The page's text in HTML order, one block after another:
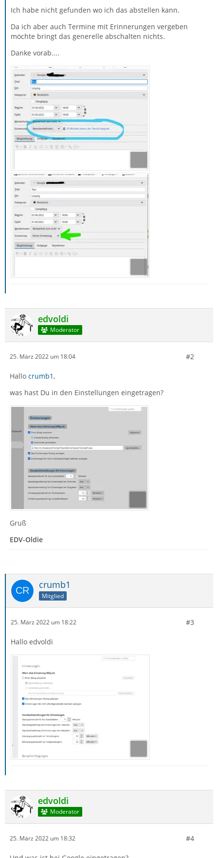
Ich habe nicht gefunden wo ich das abstellen kann.
Da ich aber auch Termine mit Erinnerungen vergeben
möchte bringt das generelle abschalten nichts.
Danke vorab....
edvoldi
Moderator
25. März 2022 um 18:04 #2
Hallo crumb1 ,
was hast Du in den Einstellungen eingetragen?
Gruß
EDV-Oldie
crumb1
Mitglied
25. März 2022 um 18:22 #3
Hallo edvoldi
edvoldi
Moderator
25. März 2022 um 18:32 #4